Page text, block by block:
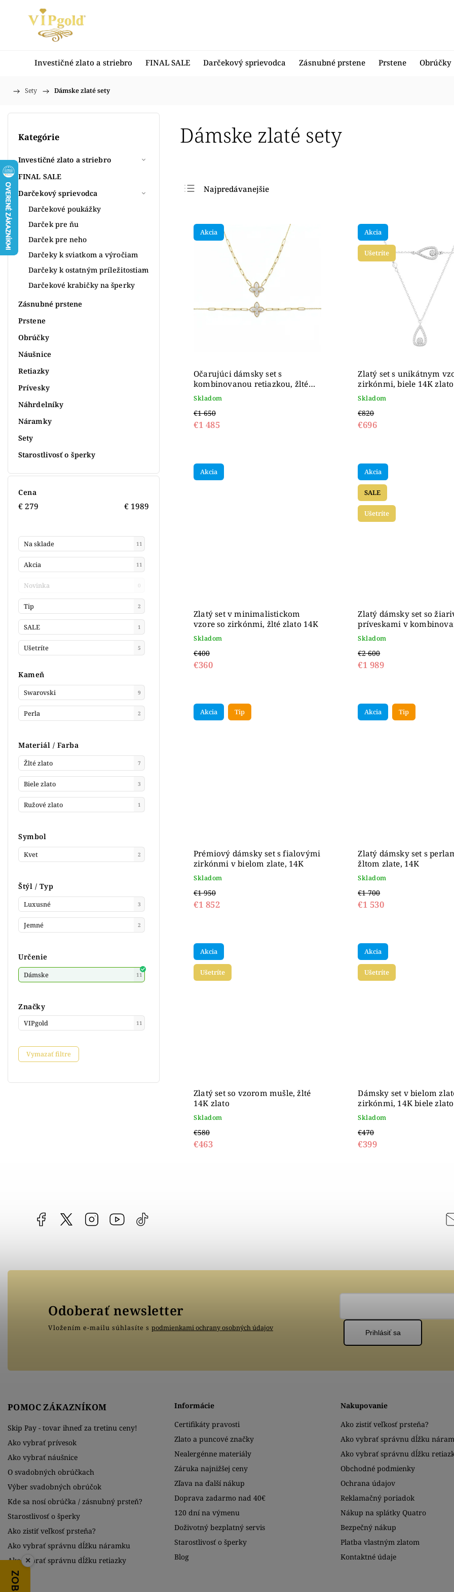
Investičné zlato a striebro FINAL SALE Darčekový sprievodca Zásnubné prstene Prstene Obrúčky
Domov
/ Sety / Dámske zlaté sety
Kategórie
Investičné zlato a striebro
FINAL SALE
Darčekový sprievodca
Darčekové poukážky
Darček pre ňu
Darček pre neho
Darčeky k sviatkom a výročiam
Darčeky k ostatným príležitostiam
Darčekové krabičky na šperky
Zásnubné prstene
Prstene
Obrúčky
Náušnice
Retiazky
Prívesky
Náhrdelníky
Náramky
Sety
Starostlivosť o šperky
Cena
€279 € 1989
Na sklade 11
Akcia 11
Novinka 0
Tip 2
SALE 1
Ušetríte 5
Značky
VIPgold 11
Kameň
Swarovski 9
Perla 2
Materiál / Farba
Žlté zlato 7
Biele zlato 3
Ružové zlato 1
Symbol
Kvet 2
Štýl / Typ
Luxusné 3
Jemné 2
Určenie
Dámske 11
Vymazať filtre
Dámske zlaté sety
Najpredávanejšie
Najdrahšie
Abecedne
Akcia
Očarujúci dámsky set s
kombinovanou retiazkou, žlté
zlato 14K
Skladom
€1 650
€1 485
Akcia
Ušetríte
Zlatý set s unikátnym
zirkónmi, biele 14K zlato
Skladom
€820
€696
Akcia
Zlatý set v minimalistickom
vzore so zirkónmi, žlté zlato 14K
Skladom
€400
€360
Akcia
SALE
Ušetríte
Zlatý dámsky set so
príveskami v
zlate, 14K
Skladom
€2 600
€1 989
Akcia Tip
Prémiový dámsky set s fialovými
zirkónmi v bielom zlate, 14K
Skladom
€1 950
€1 852
Akcia Tip
Zlatý dámsky set s
žltom zlate, 14K
Skladom
€1 700
€1 530
Akcia
Ušetríte
Zlatý set so vzorom mušle, žlté
14K zlato
Skladom
€580
€463
Akcia
Ušetríte
Dámsky set v bielom
zirkónmi, 14K biele zlato
Skladom
€470
€399
Facebook vipgoldsk InstagramYouTube
POMOC ZÁKAZNÍKOM
Skip Pay - tovar ihneď za tretinu ceny!
Ako vybrať prívesok
Ako vybrať náušnice
O svadobných obrúčkach
Výber svadobných obrúčok
Kde sa nosí obrúčka / zásnubný prsteň?
Starostlivosť o šperky
Ako zistiť veľkosť prsteňa?
Ako vybrať správnu dĺžku náramku
Ako vybrať správnu dĺžku retiazky
Informácie
Certifikáty pravosti
Zlato a puncové značky
Nealergénne materiály
Záruka najnižšej ceny
Zľava na ďalší nákup
Doprava zadarmo nad 40€
120 dní na výmenu
Doživotný bezplatný servis
Starostlivosť o šperky
Blog
Nakupovanie
Ako zistiť veľkosť prsteňa?
Ako vybrať správnu dĺžku
Ako vybrať správnu dĺžku
Obchodné podmienky
Ochrana údajov
Reklamačný poriadok
Nákup na splátky Quatro
Bezpečný nákup
Platba vlastným zlatom
Kontaktné údaje
Odoberať newsletter
Vložením e-mailu súhlasíte s podmienkami ochrany osobných údajov
Prihlásiť sa
×